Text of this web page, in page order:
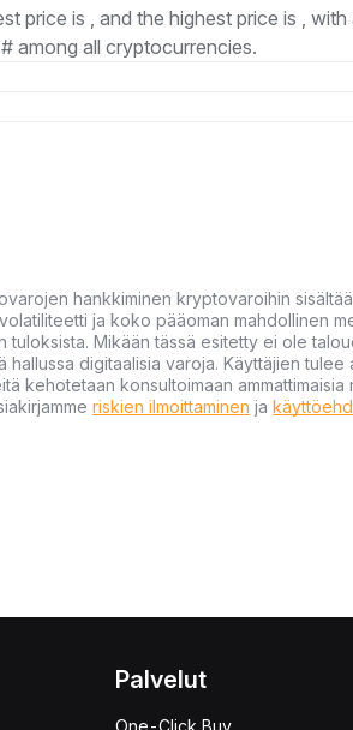
price is , and the highest price is ,
among all cryptocurrencies.
hankkiminen kryptovaroihin
ja koko pääoman mahdollinen
tuloksista. Mikään tässä esitetty ei ole
hallussa digitaalisia varoja. Käyttäjien
kehotetaan konsultoimaan ammattimaisia
riskien ilmoittaminen ja
Palvelut
One-Click Buy